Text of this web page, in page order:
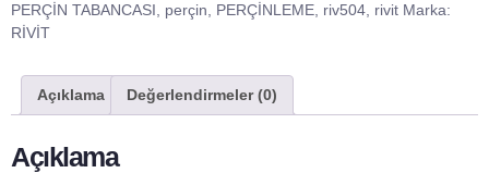
PERÇİN TABANCASI, perçin, PERÇİNLEME, riv504, rivit Marka:
RİVİT
Açıklama Değerlendirmeler (0)
Açıklama